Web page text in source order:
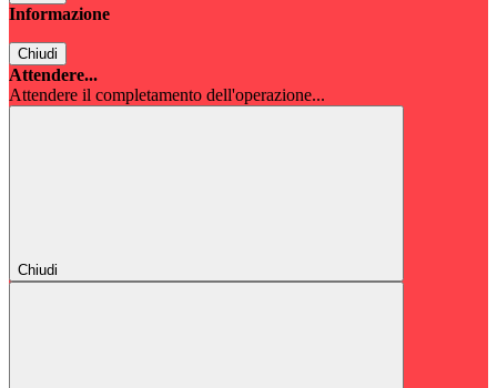
Informazione
Chiudi
Attendere...
Attendere il completamento dell'operazione...
Chiudi